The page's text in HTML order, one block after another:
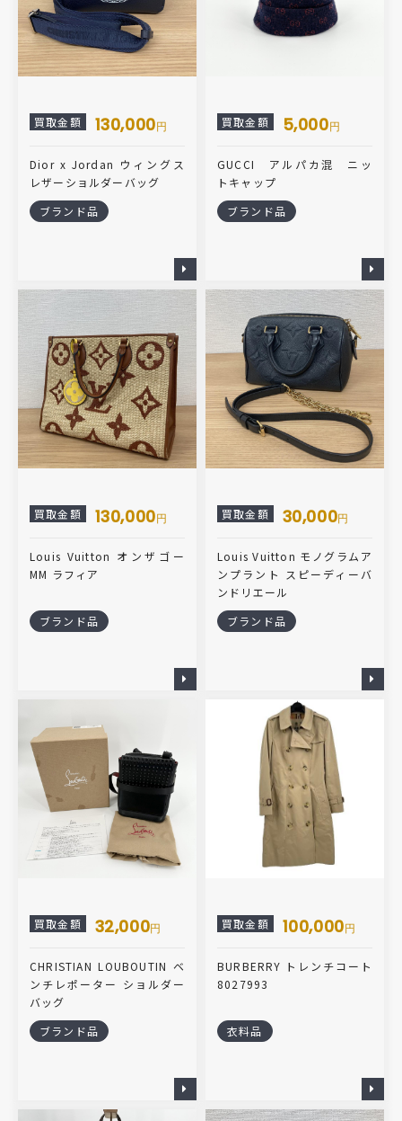
買取金額 130,000円
Dior x Jordan ウィングス
レザーショルダーバッグ
ブランド品
買取金額 5,000円
GUCCI アルパカ混 ニッ
トキャップ
ブランド品
買取金額 130,000円
Louis Vuitton オンザゴー
MM ラフィア
ブランド品
買取金額 30,000円
Louis Vuitton モノグラムア
ンプラント スピーディーバ
ンドリエール
ブランド品
買取金額 32,000円
CHRISTIAN LOUBOUTIN ベ
ンチレポーター ショルダー
バッグ
ブランド品
買取金額 100,000円
BURBERRY トレンチコート
8027993
衣料品